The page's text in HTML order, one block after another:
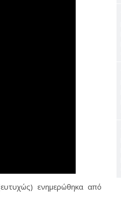
ενημερώθηκα από